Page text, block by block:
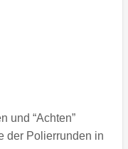
und “Achten”
der Polierrunden in